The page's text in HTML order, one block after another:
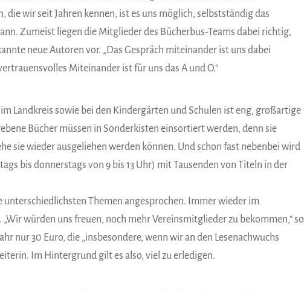
wir seit Jahren kennen, ist es uns möglich, selbstständig das
Zumeist liegen die Mitglieder des Bücherbus-Teams dabei richtig,
neue Autoren vor. „Das Gespräch miteinander ist uns dabei
Miteinander ist für uns das A und O.“
Landkreis sowie bei den Kindergärten und Schulen ist eng, großartige
Bücher müssen in Sonderkisten einsortiert werden, denn sie
sie wieder ausgeliehen werden können. Und schon fast nebenbei wird
bis donnerstags von 9 bis 13 Uhr) mit Tausenden von Titeln in der
unterschiedlichsten Themen angesprochen. Immer wieder im
würden uns freuen, noch mehr Vereinsmitglieder zu bekommen,“ so
nur 30 Euro, die „insbesondere, wenn wir an den Lesenachwuchs
Im Hintergrund gilt es also, viel zu erledigen.